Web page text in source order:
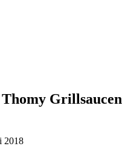
Grillsaucen
2018